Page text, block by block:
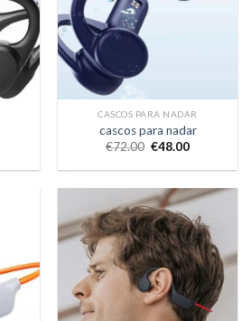
CASCOS PARA NADAR
cascos para nadar
€72.00 €48.00